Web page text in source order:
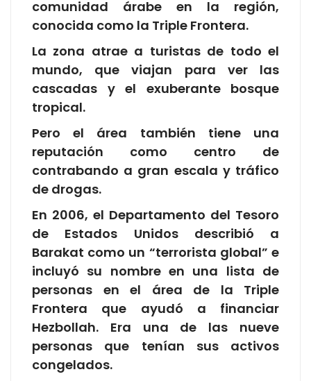
comunidad árabe en la región,
conocida como la Triple Frontera.
La zona atrae a turistas de todo el
mundo, que viajan para ver las
cascadas y el exuberante bosque
tropical.
Pero el área también tiene una
reputación como centro de
contrabando a gran escala y tráfico
de drogas.
En 2006, el Departamento del Tesoro
de Estados Unidos describió a
Barakat como un “terrorista global” e
incluyó su nombre en una lista de
personas en el área de la Triple
Frontera que ayudó a financiar
Hezbollah. Era una de las nueve
personas que tenían sus activos
congelados.